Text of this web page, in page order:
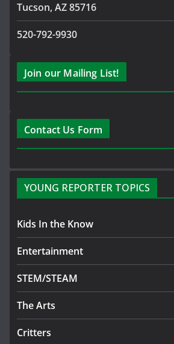
Tucson, AZ 85716
520-792-9930
Join our Mailing List!
Contact Us Form
YOUNG REPORTER TOPICS
Kids In the Know
Entertainment
STEM/STEAM
The Arts
Critters